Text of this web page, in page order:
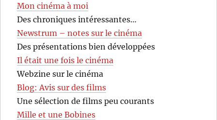
Mon cinéma à moi
Des chroniques intéressantes…
Newstrum – notes sur le cinéma
Des présentations bien développées
Il était une fois le cinéma
Webzine sur le cinéma
Blog: Avis sur des films
Une sélection de films peu courants
Mille et une Bobines